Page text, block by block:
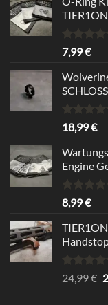
Bewertet
mit
von 5
7,99€
Bewertet
mit
von 5
18,99€
Engine
Bewertet
mit
von 5
8,99€
Bewertet
mit
24,99€